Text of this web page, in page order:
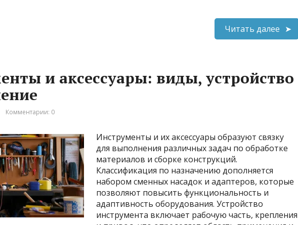
Читать далее
и аксессуары: виды, устройство
Комментарии: 0
Инструменты и их аксессуары образуют связку
для выполнения различных задач по обработке
материалов и сборке конструкций.
Классификация по назначению дополняется
набором сменных насадок и адаптеров, которые
позволяют повысить функциональность и
адаптивность оборудования. Устройство
инструмента включает рабочую часть, крепления